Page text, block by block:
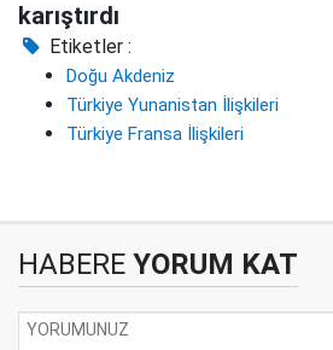
karıştırdı
Etiketler :
Doğu Akdeniz
Türkiye Yunanistan İlişkileri
Türkiye Fransa İlişkileri
HABERE YORUM KAT